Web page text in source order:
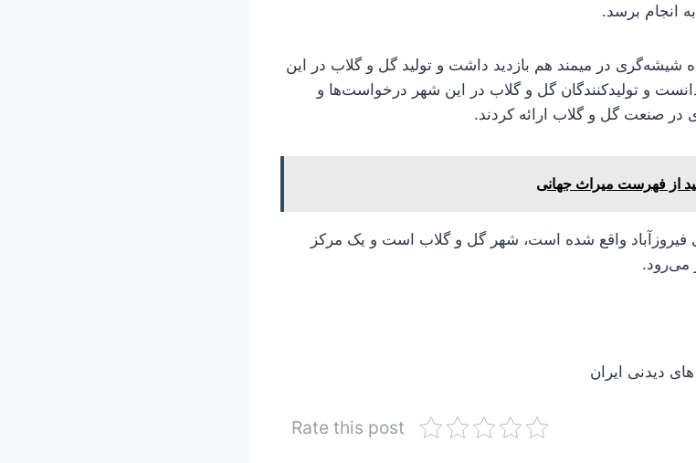
انجام برسد.
شیشه‌گری در میمند هم بازدید داشت و تولید گل و گلاب در این
و تولیدکنندگان گل و گلاب در این شهر درخواست‌ها و
در صنعت گل و گلاب ارائه کردند.
از فهرست میراث جهانی
فیروزآباد واقع شده است، شهر گل و گلاب است و یک مرکز
می‌رود.
دیدنی ایران
Rate this post